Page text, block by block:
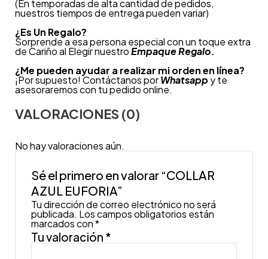
(En temporadas de alta cantidad de pedidos,
nuestros tiempos de entrega pueden variar)
¿Es Un Regalo?
Sorprende a esa persona especial con un toque extra
de Cariño al Elegir nuestroEmpaque Regalo.
¿Me pueden ayudar a realizar mi orden en línea?
¡Por supuesto! Contáctanos porWhatsapp y te
asesoraremos con tu pedido online.
VALORACIONES (0)
No hay valoraciones aún.
Sé el primero en valorar “COLLAR
AZUL EUFORIA”
Tu dirección de correo electrónico no será
publicada. Los campos obligatorios están
marcados con*
Tu valoración *